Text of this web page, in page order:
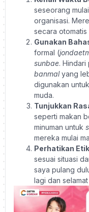
seseorang
organisasi.
secara
Gunakan
formal (
sunbae.
banmalyang
digunakan
muda.
Tunjukkan
seperti makan
minuman untuk
mereka mulai
Perhatikan
sesuai situasi
saya pulang
lagi dan